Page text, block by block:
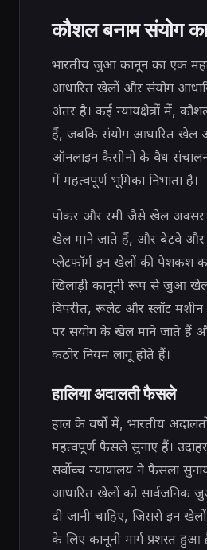
कौशल बनाम संयोग
भारतीय जुआ कानून का एक
आधारित खेलों और संयोग
अंतर है। कई न्यायक्षेत्रों में,
हैं, जबकि संयोग आधारित खेल
ऑनलाइन कैसीनो के वैध संचालन
में महत्वपूर्ण भूमिका निभाता है।
पोकर और रमी जैसे खेल अक्सर
खेल माने जाते हैं, और बेटवे
प्लेटफॉर्म इन खेलों की पेशकश
खिलाड़ी कानूनी रूप से जुआ
विपरीत, रूलेट और स्लॉट
पर संयोग के खेल माने जाते हैं
कठोर नियम लागू होते हैं।
हालिया अदालती फैसले
हाल के वर्षों में, भारतीय
महत्वपूर्ण फैसले सुनाए हैं।
सर्वोच्च न्यायालय ने फैसला
आधारित खेलों को सार्वजनिक
दी जानी चाहिए, जिससे इन खेलों
के लिए कानूनी मार्ग प्रशस्त हुआ